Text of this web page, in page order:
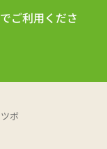
ご利用くださ
ボ